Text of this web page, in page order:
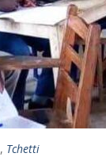
, Tchetti